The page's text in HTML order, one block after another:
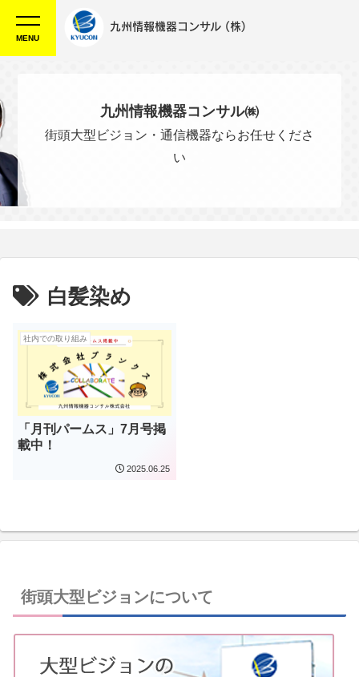
MENU
九州情報機器コンサル (株)
九州情報機器コンサル㈱
街頭大型ビジョン・通信機器ならお任せくださ
い
白髪染め
社内での取り組み
「月刊パームス」7月号掲
載中！
2025.06.25
街頭大型ビジョンについて